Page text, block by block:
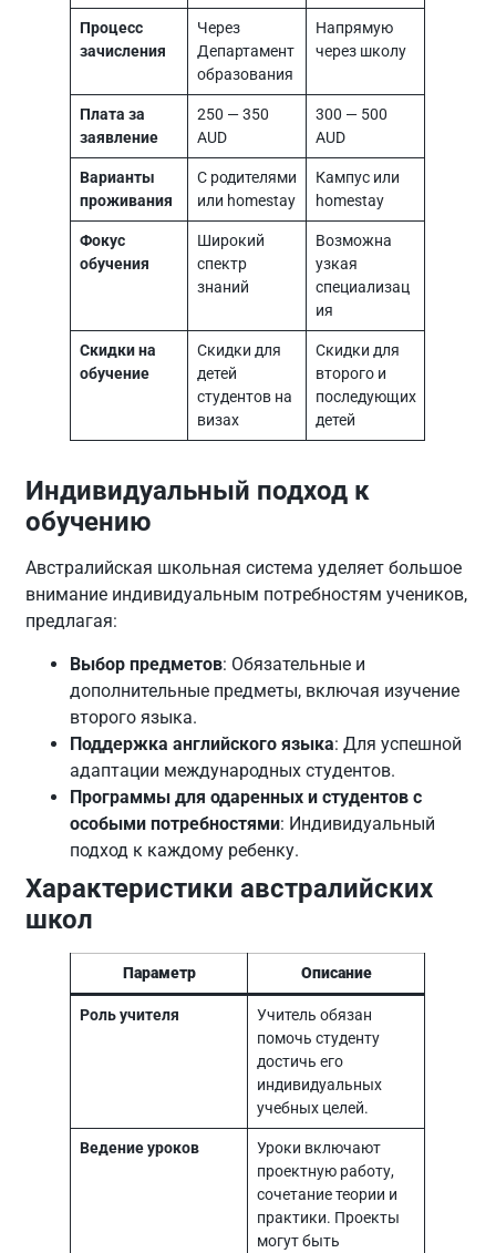
Процесс
зачисления
Через
Департамент
образования
Напрямую
через школу
Плата за
заявление
250 — 350
AUD
300 — 500
AUD
Варианты
проживания
С родителями
или homestay
Кампус или
homestay
Фокус
обучения
Широкий
спектр
знаний
Возможна
узкая
специализац
ия
Скидки на
обучение
Скидки для
детей
студентов на
визах
Скидки для
второго и
последующих
детей
Индивидуальный подход к
обучению
Австралийская школьная система уделяет большое
внимание индивидуальным потребностям учеников,
предлагая:
Выбор предметов: Обязательные и
дополнительные предметы, включая изучение
второго языка.
Поддержка английского языка: Для успешной
адаптации международных студентов.
Программы для одаренных и студентов с
особыми потребностями: Индивидуальный
подход к каждому ребенку.
Характеристики австралийских
школ
Параметр Описание
Роль учителя
Учитель обязан
помочь студенту
достичь его
индивидуальных
учебных целей.
Ведение уроков
Уроки включают
проектную работу,
сочетание теории и
практики. Проекты
могут быть